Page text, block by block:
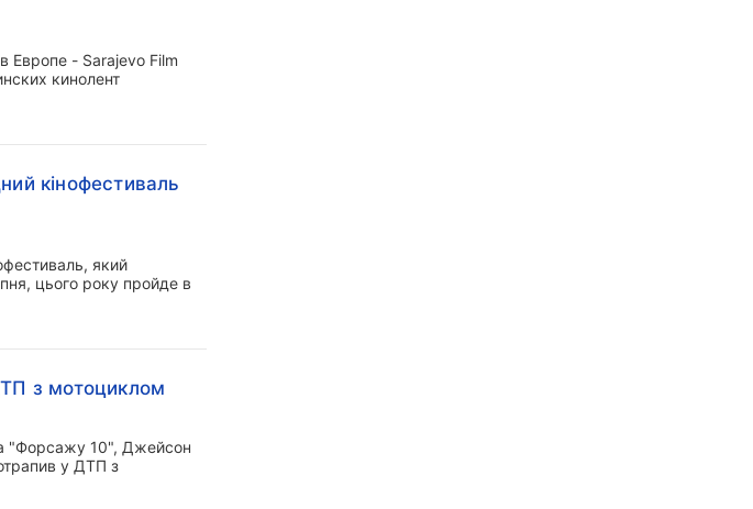
Европе - Sarajevo Film
кинолент
кінофестиваль
який
цього року пройде в
з мотоциклом
"Форсажу 10", Джейсон
у ДТП з